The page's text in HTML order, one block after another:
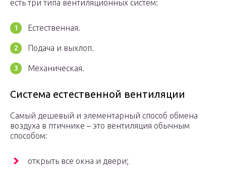
есть три типа вентиляционных систем:
Естественная.
Подача и выхлоп.
Механическая.
Система естественной вентиляции
Самый дешевый и элементарный способ обмена
воздуха в птичнике – это вентиляция обычным
способом:
открыть все окна и двери;